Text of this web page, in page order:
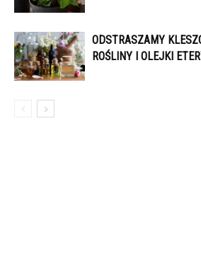
ODSTRASZAMY
ROŚLINY I OLEJKI